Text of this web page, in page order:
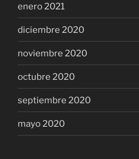
enero 2021
diciembre 2020
noviembre 2020
octubre 2020
septiembre 2020
mayo 2020